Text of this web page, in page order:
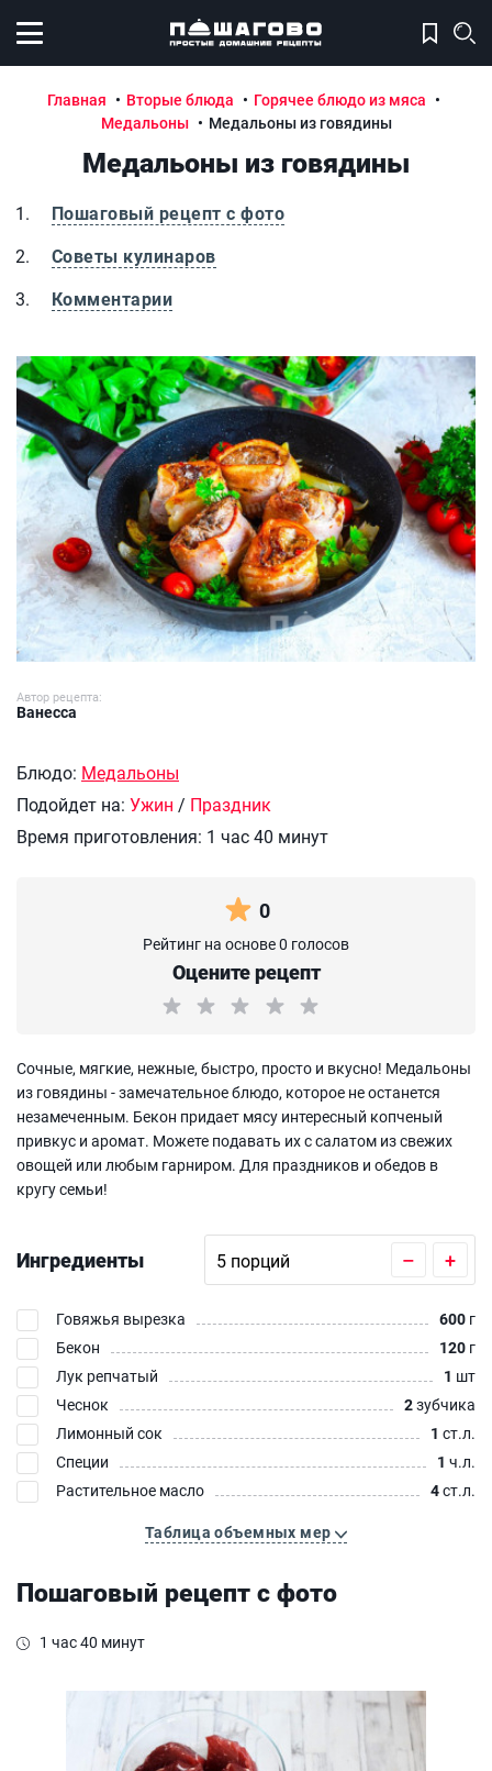
Открыть меню
Главная Вторые блюда
Горячее блюдо из мяса
Медальоны
Медальоны из говядины
Медальоны из говядины
Пошаговый рецепт с фото
Советы кулинаров
Комментарии
Медальоны из говядины
Автор рецепта:
Ванесса
Блюдо: Медальоны
Подойдет на: Ужин / Праздник
Время приготовления: 1 час 40 минут
0
Рейтинг на основе 0 голосов
Оцените рецепт
Сочные, мягкие, нежные, быстро, просто и вкусно! Медальоны
из говядины - замечательное блюдо, которое не останется
незамеченным. Бекон придает мясу интересный копченый
привкус и аромат. Можете подавать их с салатом из свежих
овощей или любым гарниром. Для праздников и обедов в
кругу семьи!
Ингредиенты – +
Говяжья вырезка 600 г
Бекон
120 г
Лук репчатый
1 шт
Чеснок
2зубчика
Лимонный сок
1 ст.л.
Специи
1 ч.л.
Растительное масло
4ст.л.
Таблица объемных мер
Пошаговый рецепт с фото
1 час 40 минут